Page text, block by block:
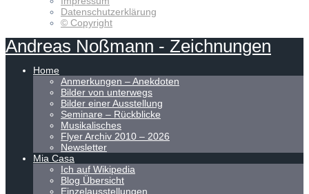
Datenschutzerklärung
© Copyright
Andreas Noßmann - Zeichnungen
Home
Anmerkungen – Anekdoten
Bilder von unterwegs
Bilder einer Ausstellung
Seminare – Rückblicke
Musikalisches
Flyer Archiv 2010 – 2026
Newsletter
Mia Casa
Ich auf Wikipedia
Blog Übersicht
Einzelausstellungen